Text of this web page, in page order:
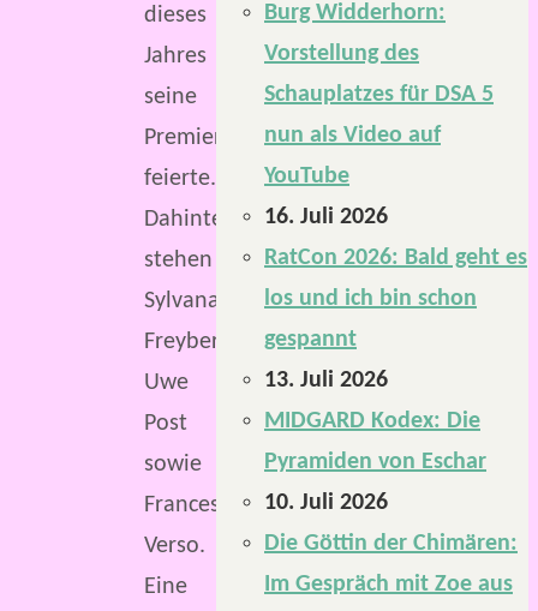
dieses
Jahres
seine
Premiere
feierte.
Dahinter
stehen
Sylvana
Freyberg,
Uwe
Post
sowie
Francesco
Verso.
Eine
Burg Widderhorn:
Vorstellung des
Schauplatzes für DSA 5
nun als Video auf
YouTube
16. Juli 2026
RatCon 2026: Bald geht es
los und ich bin schon
gespannt
13. Juli 2026
MIDGARD Kodex: Die
Pyramiden von Eschar
10. Juli 2026
Die Göttin der Chimären:
Im Gespräch mit Zoe aus